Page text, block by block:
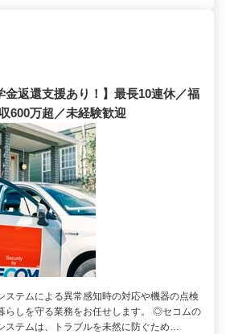
金返還支援あり！】最長10連休／福
600万超／未経験歓迎
ステムによる異常感知時の対応や機器の点検
らしを守る業務をお任せします。 ◎セコムの
ステムは、トラブルを未然に防ぐため…